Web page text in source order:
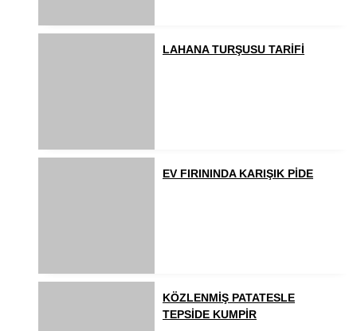
LAHANA TURŞUSU TARİFİ
EV FIRININDA KARIŞIK PİDE
KÖZLENMİŞ PATATESLE
TEPSİDE KUMPİR